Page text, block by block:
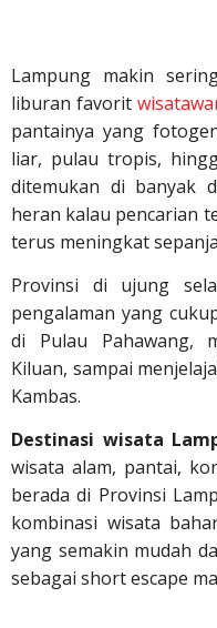
Lampung makin
liburan favorit
pantainya yang
liar, pulau tropis,
ditemukan di banyak
heran kalau pencarian
terus meningkat
Provinsi di ujung
pengalaman yang
di Pulau Pahawang,
Kiluan, sampai
Kambas.
Destinasi wisata
wisata alam, pantai,
berada di Provinsi
kombinasi wisata
yang semakin mudah
sebagai short escape